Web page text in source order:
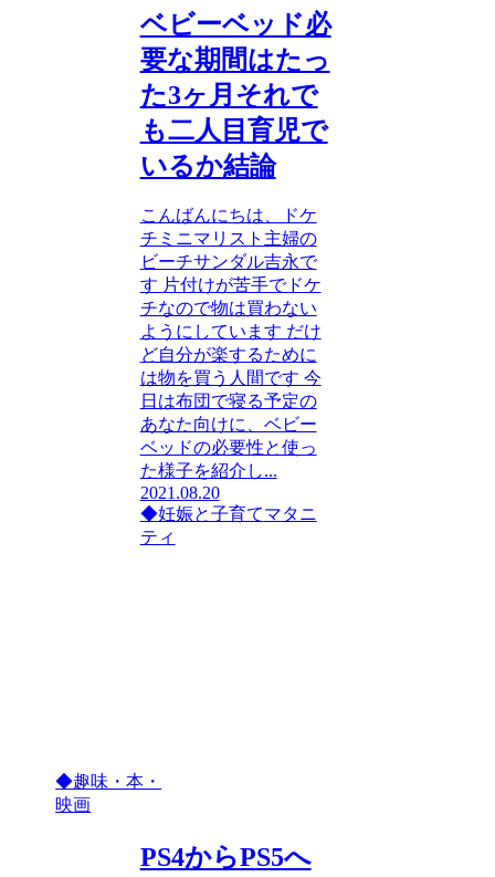
ベビーベッド必
要な期間はたっ
た3ヶ月それで
も二人目育児で
いるか結論
こんばんにちは、ドケ
チミニマリスト主婦の
ビーチサンダル吉永で
す 片付けが苦手でドケ
チなので物は買わない
ようにしています だけ
ど自分が楽するために
は物を買う人間です 今
日は布団で寝る予定の
あなた向けに、ベビー
ベッドの必要性と使っ
た様子を紹介し...
2021.08.20
◆妊娠と子育てマタニ
ティ
◆趣味・本・
映画
PS4からPS5へ